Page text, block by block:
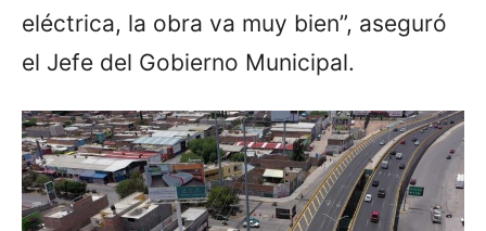
eléctrica, la obra va muy bien”, aseguró
el Jefe del Gobierno Municipal.